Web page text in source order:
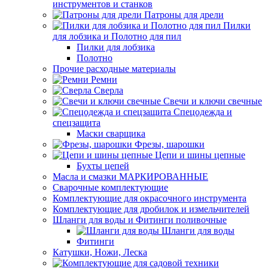
инструментов и станков
Патроны для дрели
Пилки
для лобзика и Полотно для пил
Пилки для лобзика
Полотно
Прочие расходные материалы
Ремни
Сверла
Свечи и ключи свечные
Спецодежда и
спецзащита
Маски сварщика
Фрезы, шарошки
Цепи и шины цепные
Бухты цепей
Масла и смазки МАРКИРОВАННЫЕ
Сварочные комплектующие
Комплектующие для окрасочного инструмента
Комплектующие для дробилок и измельчителей
Шланги для воды и Фитинги поливочные
Шланги для воды
Фитинги
Катушки, Ножи, Леска